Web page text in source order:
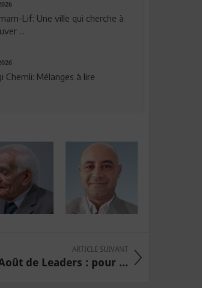
Lif: Une ville qui cherche à
...
Chemli: Mélanges à lire
ARTICLE SUIVANT
de Leaders : pour ...